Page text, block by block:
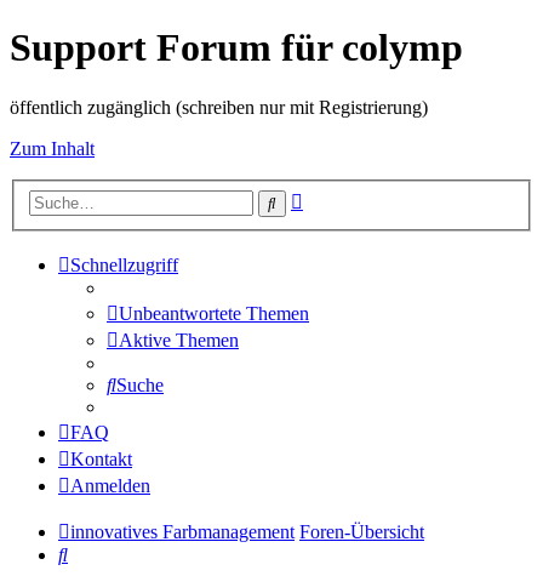
Support Forum für colymp
öffentlich zugänglich (schreiben nur mit Registrierung)
Zum Inhalt
Suche
Schnellzugriff
Unbeantwortete Themen
Aktive Themen
Suche
FAQ
Kontakt
Anmelden
innovatives Farbmanagement Foren-Übersicht
Suche